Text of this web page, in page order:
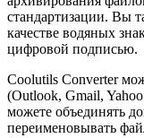
стандартизации. Вы
качестве водяных
цифровой подписью.
Coolutils Converter
(Outlook, Gmail,
можете объединять
переименовывать